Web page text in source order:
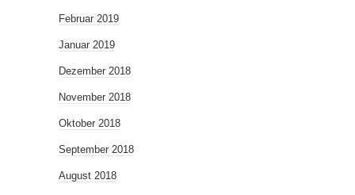
Februar 2019
Januar 2019
Dezember 2018
November 2018
Oktober 2018
September 2018
August 2018